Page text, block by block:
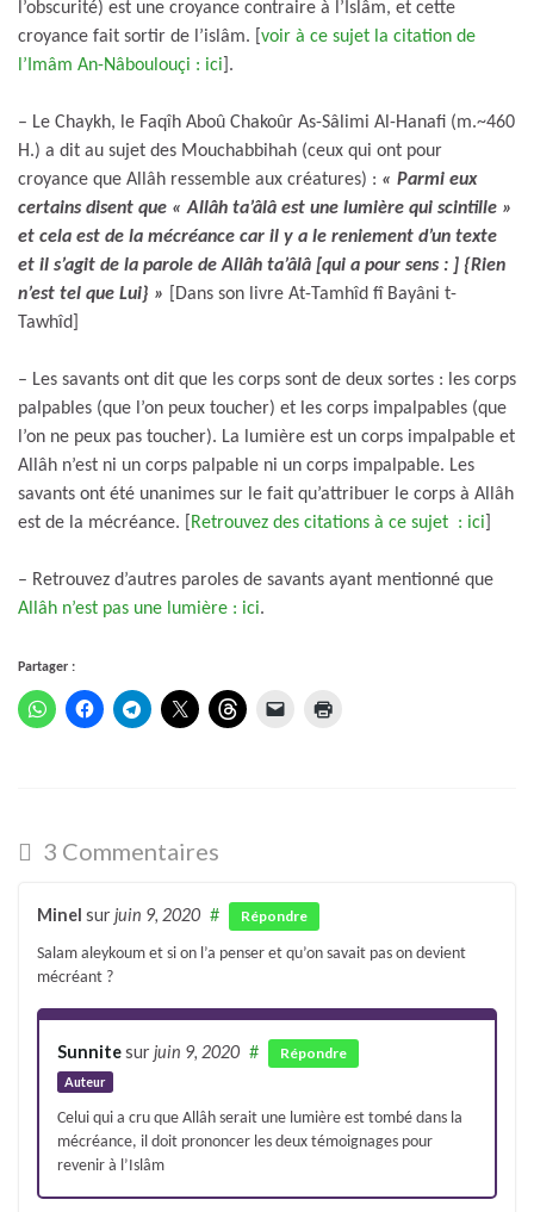
l’obscurité) est une croyance contraire à l’Islâm, et cette
croyance fait sortir de l’islâm. [ voir à ce sujet la citation de
l’Imâm An-Nâboulouçi : ici ].
– Le Chaykh, le Faqîh Aboû Chakoûr As-Sâlimi Al-Hanafi (m.~460
H.) a dit au sujet des Mouchabbihah (ceux qui ont pour
croyance que Allâh ressemble aux créatures) : « Parmi eux
certains disent que « Allâh ta’âlâ est une lumière qui scintille »
et cela est de la mécréance car il y a le reniement d’un texte
et il s’agit de la parole de Allâh ta’âlâ [qui a pour sens : ] {Rien
n’est tel que Lui} »
[Dans son livre At-Tamhîd fî Bayâni t-
Tawhîd]
– Les savants ont dit que les corps sont de deux sortes : les corps
palpables (que l’on peux toucher) et les corps impalpables (que
l’on ne peux pas toucher). La lumière est un corps impalpable et
Allâh n’est ni un corps palpable ni un corps impalpable. Les
savants ont été unanimes sur le fait qu’attribuer le corps à Allâh
est de la mécréance. [
Retrouvez des citations à ce sujet : ici
– Retrouvez d’autres paroles de savants ayant mentionné que
Allâh n’est pas une lumière : ici.
Partager :
3 Commentaires
Minel sur juin 9, 2020 # Répondre
Salam aleykoum et si on l’a penser et qu’on savait pas on devient
mécréant ?
Sunnitesur juin 9, 2020
Auteur
# Répondre
Celui qui a cru que Allâh serait une lumière est tombé dans la
mécréance, il doit prononcer les deux témoignages pour
revenir à l’Islâm